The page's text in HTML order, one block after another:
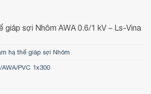
giáp sợi Nhôm AWA 0.6/1 kV – Ls-Vina
hạ thế giáp sợi Nhôm
PVC 1x300